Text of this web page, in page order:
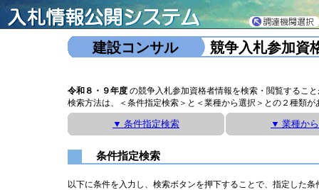
建設コンサル 競争入札参加資
令和８・９年度 の競争入札参加資格者情報を検索・閲覧するこ
検索方法は、＜条件指定検索＞と＜業種から選択＞との２種類
▼ 条件指定検索 ▼ 業種か
条件指定検索
以下に条件を入力し、検索ボタンを押下することで、指定した